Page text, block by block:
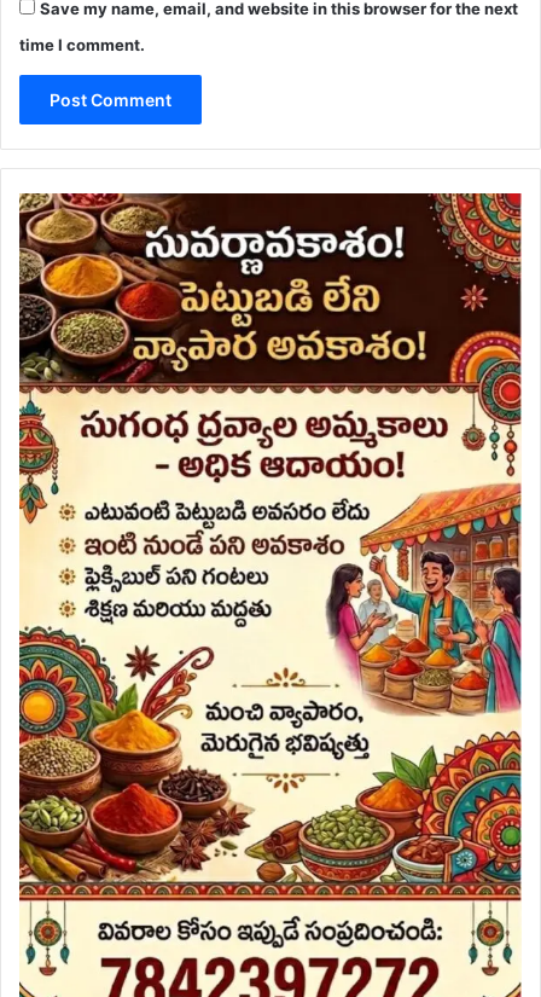
Save my name, email, and website in this browser for the next
time I comment.